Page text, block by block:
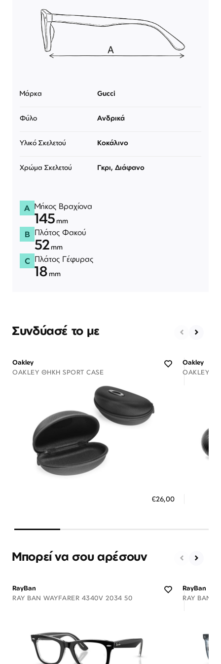
Μάρκα Gucci
Φύλο Ανδρικά
Υλικό Σκελετού Κοκάλινο
Χρώμα Σκελετού Γκρι, Διάφανο
A Μήκος Βραχίονα
145 mm
B Πλάτος Φακού
52mm
C Πλάτος Γέφυρας
18mm
Συνδύασέ το με
Oakley
OAKLEY ΘΉΚΗ SPORT CASE
€26,00
Διαθέσιμο
Oakley
OAKLEY
Μπορεί να σου αρέσουν
RayBan
RAY BAN WAYFARER 4340V 2034 50
RayBan
RAY BAN